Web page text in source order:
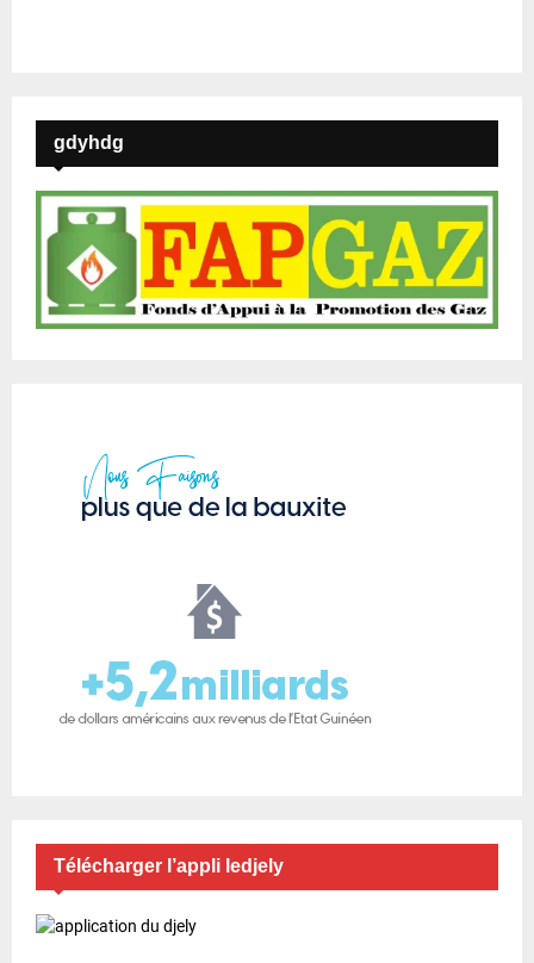
gdyhdg
Télécharger l’appli ledjely